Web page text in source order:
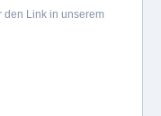
den Link in unserem